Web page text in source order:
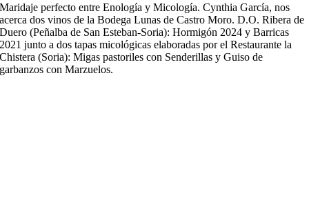
Maridaje perfecto entre Enología y Micología. Cynthia García, nos
acerca dos vinos de la Bodega Lunas de Castro Moro. D.O. Ribera de
Duero (Peñalba de San Esteban-Soria): Hormigón 2024 y Barricas
2021 junto a dos tapas micológicas elaboradas por el Restaurante la
Chistera (Soria): Migas pastoriles con Senderillas y Guiso de
garbanzos con Marzuelos.